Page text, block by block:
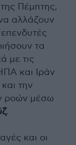
Πέμπτης,
αλλάζουν
τα
με τις
και Ιράν
την
ροών μέσω
.
και οι